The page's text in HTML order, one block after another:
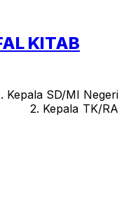
KITAB
SD/MI Negeri
2. Kepala TK/RA